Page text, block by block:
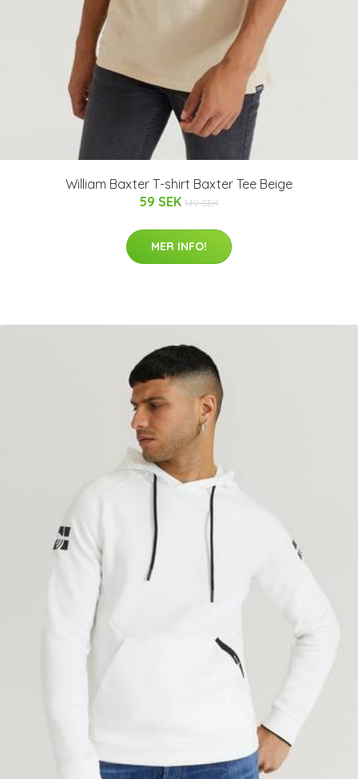
William Baxter T-shirt Baxter Tee Beige
59 SEK 149 SEK
MER INFO!